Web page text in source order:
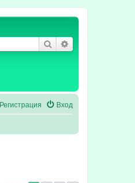
Поиск
Вход
Регистрация